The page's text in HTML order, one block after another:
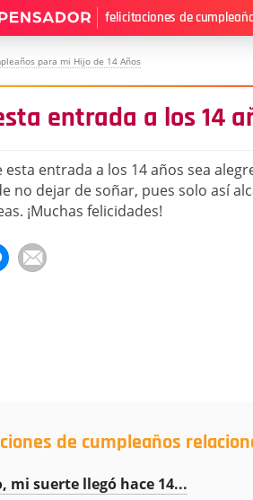
felicitaciones de
para mi Hijo de 14 Años
entrada a los 14
esta entrada a los 14 años sea
no dejar de soñar, pues solo así
¡Muchas felicidades!
de cumpleaños
mi suerte llegó hace 14...